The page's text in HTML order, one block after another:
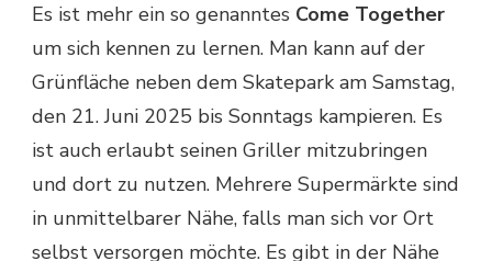
Es ist mehr ein so genanntes Come Together
um sich kennen zu lernen. Man kann auf der
Grünfläche neben dem Skatepark am Samstag,
den 21. Juni 2025 bis Sonntags kampieren. Es
ist auch erlaubt seinen Griller mitzubringen
und dort zu nutzen. Mehrere Supermärkte sind
in unmittelbarer Nähe, falls man sich vor Ort
selbst versorgen möchte. Es gibt in der Nähe